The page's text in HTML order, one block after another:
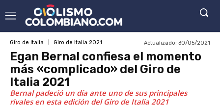
Giro de Italia Giro de Italia 2021 Actualizado: 30/05/2021
Egan Bernal confiesa el momento
más «complicado» del Giro de
Italia 2021
Bernal padeció un día ante uno de sus principales
rivales en esta edición del Giro de Italia 2021